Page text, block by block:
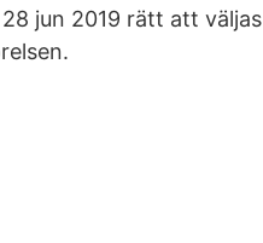
jun 2019 rätt att väljas